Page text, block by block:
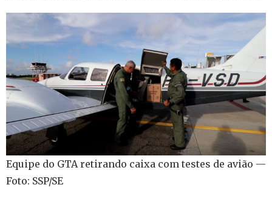
Equipe do GTA retirando caixa com testes de avião —
Foto: SSP/SE